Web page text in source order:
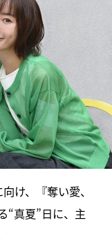
け、『奪い愛、
“真夏”日に、主